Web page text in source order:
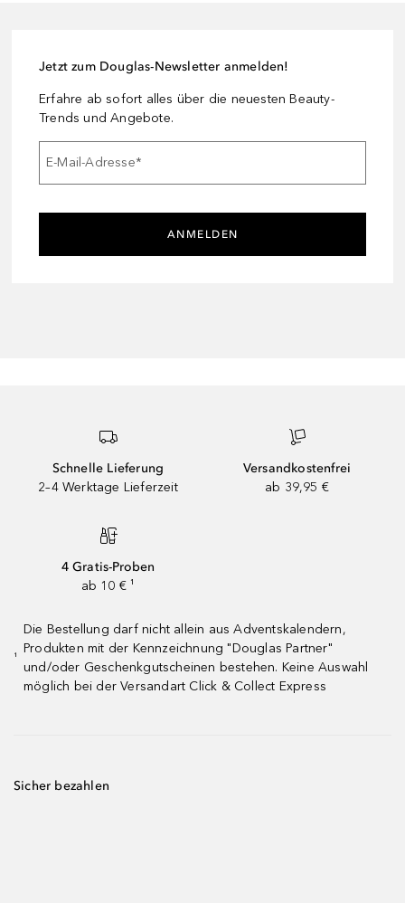
Jetzt zum Douglas-Newsletter anmelden!
Erfahre ab sofort alles über die neuesten Beauty-
Trends und Angebote.
E-Mail-Adresse*
ANMELDEN
Schnelle Lieferung
2–4 Werktage Lieferzeit
Versandkostenfrei
ab 39,95 €
4 Gratis-Proben
ab 10 € ¹
¹
Die Bestellung darf nicht allein aus Adventskalendern,
Produkten mit der Kennzeichnung "Douglas Partner"
und/oder Geschenkgutscheinen bestehen. Keine Auswahl
möglich bei der Versandart Click & Collect Express
Sicher bezahlen